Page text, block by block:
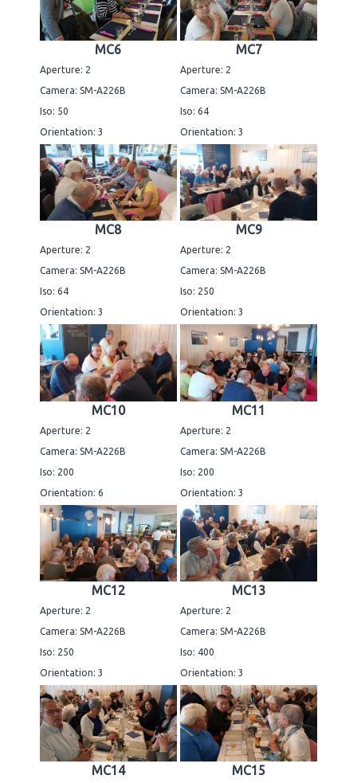
MC6
Aperture: 2
Camera: SM-A226B
Iso: 50
Orientation: 3
MC7
Aperture: 2
Camera: SM-A226B
Iso: 64
Orientation: 3
MC8
Aperture: 2
Camera: SM-A226B
Iso: 64
Orientation: 3
MC9
Aperture: 2
Camera: SM-A226B
Iso: 250
Orientation: 3
MC10
Aperture: 2
Camera: SM-A226B
Iso: 200
Orientation: 6
MC11
Aperture: 2
Camera: SM-A226B
Iso: 200
Orientation: 3
MC12
Aperture: 2
Camera: SM-A226B
Iso: 250
Orientation: 3
MC13
Aperture: 2
Camera: SM-A226B
Iso: 400
Orientation: 3
MC14 MC15